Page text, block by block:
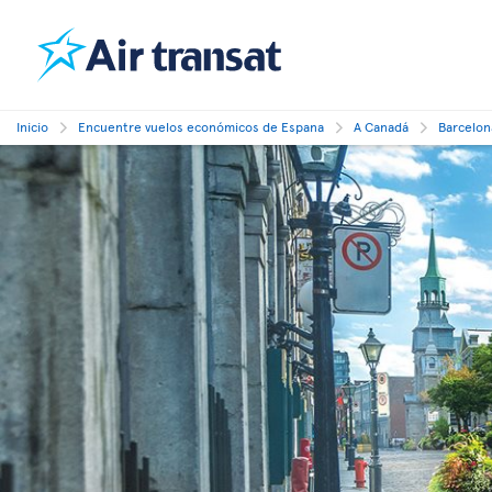
Inicio Encuentre vuelos económicos de Espana A Canadá